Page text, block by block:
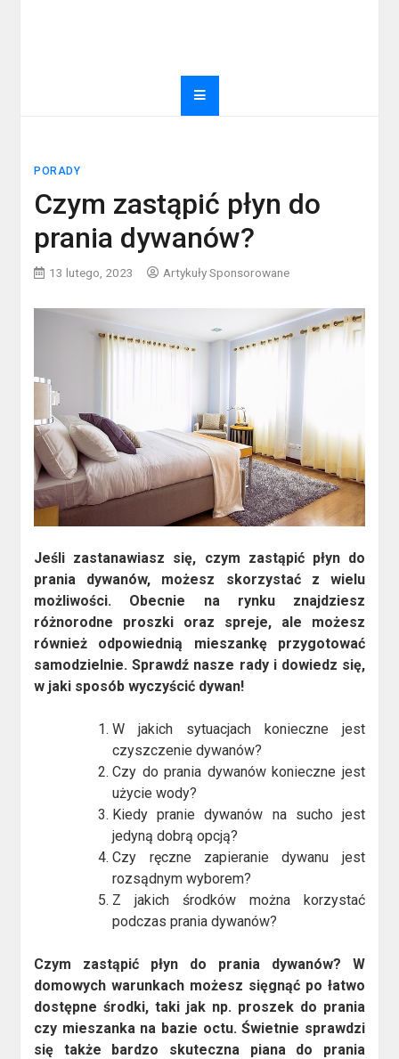
PORADY
Czym zastąpić płyn do
prania dywanów?
13 lutego, 2023 Artykuły Sponsorowane
Jeśli zastanawiasz się, czym zastąpić płyn do
prania dywanów, możesz skorzystać z wielu
możliwości. Obecnie na rynku znajdziesz
różnorodne proszki oraz spreje, ale możesz
również odpowiednią mieszankę przygotować
samodzielnie. Sprawdź nasze rady i dowiedz się,
w jaki sposób wyczyścić dywan!
W jakich sytuacjach konieczne jest
czyszczenie dywanów?
Czy do prania dywanów konieczne jest
użycie wody?
Kiedy pranie dywanów na sucho jest
jedyną dobrą opcją?
Czy ręczne zapieranie dywanu jest
rozsądnym wyborem?
Z jakich środków można korzystać
podczas prania dywanów?
Czym zastąpić płyn do prania dywanów? W
domowych warunkach możesz sięgnąć po łatwo
dostępne środki, taki jak np. proszek do prania
czy mieszanka na bazie octu. Świetnie sprawdzi
się także bardzo skuteczna piana do prania